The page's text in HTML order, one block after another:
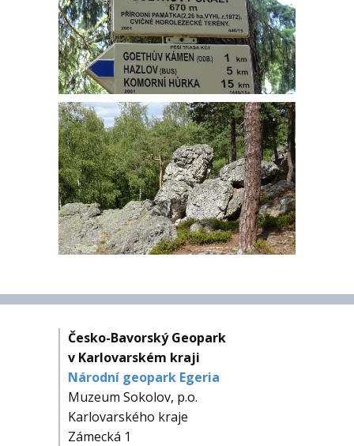
Česko-Bavorský Geopark
v Karlovarském kraji
Národní geopark Egeria
Muzeum Sokolov, p.o.
Karlovarského kraje
Zámecká 1